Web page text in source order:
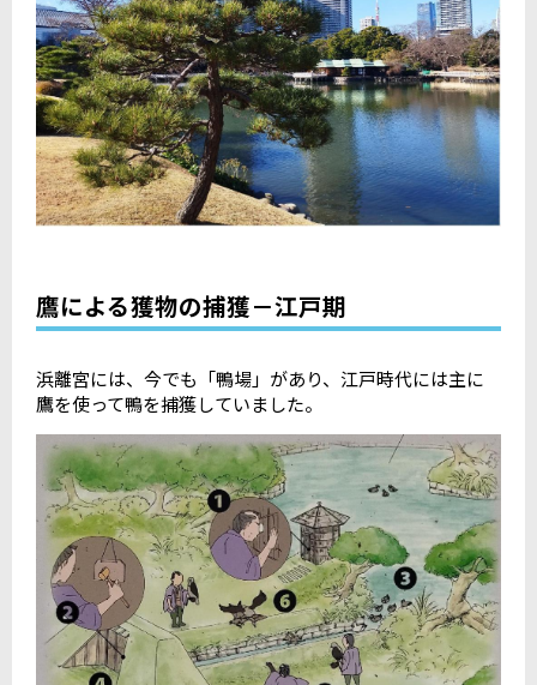
鷹による獲物の捕獲－江戸期
浜離宮には、今でも「鴨場」があり、江戸時代には主に
鷹を使って鴨を捕獲していました。